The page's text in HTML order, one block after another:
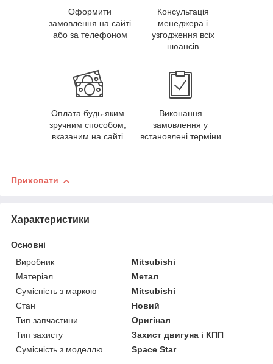
Оформити
замовлення на сайті
або за телефоном
Консультація
менеджера і
узгодження всіх
нюансів
Оплата будь-яким
зручним способом,
вказаним на сайті
Виконання
замовлення у
встановлені терміни
Приховати
Характеристики
Основні
Виробник
Mitsubishi
Матеріал
Метал
Сумісність з маркою
Mitsubishi
Стан
Новий
Тип запчастини
Оригінал
Тип захисту
Захист двигуна і КПП
Сумісність з моделлю
Space Star